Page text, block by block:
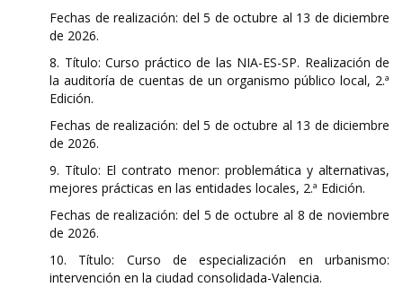
Fechas de realización: del 5 de octubre al 13 de diciembre
de 2026.
8. Título: Curso práctico de las NIA-ES-SP. Realización de
la auditoría de cuentas de un organismo público local, 2.ª
Edición.
Fechas de realización: del 5 de octubre al 13 de diciembre
de 2026.
9. Título: El contrato menor: problemática y alternativas,
mejores prácticas en las entidades locales, 2.ª Edición.
Fechas de realización: del 5 de octubre al 8 de noviembre
de 2026.
10. Título: Curso de especialización en urbanismo:
intervención en la ciudad consolidada-Valencia.